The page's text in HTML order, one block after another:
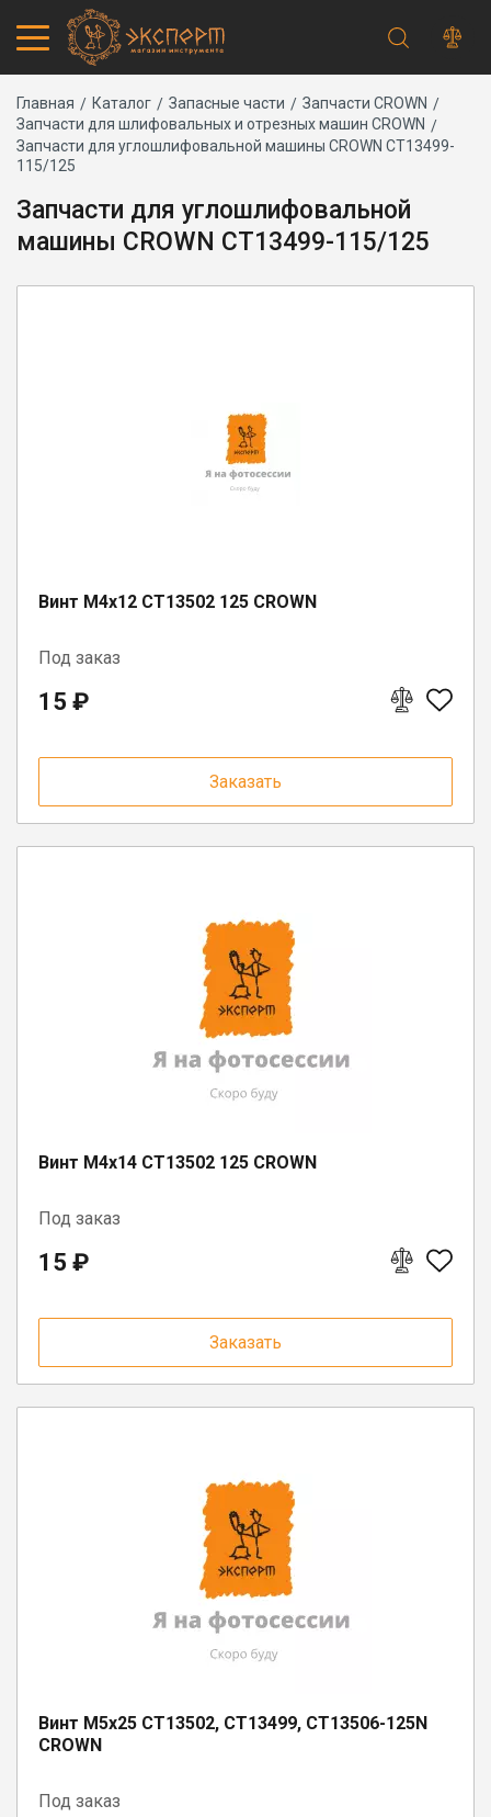
Каталог товаров
Запчасти
Акции
Основная
навигация
Адреса магазинов
Получение и оплата
Предпродажная подготовка
Заточка и ремонт цепей бензопил и электропил
Заточка ножей газонокосилок
Строка
навигации
Главная Каталог Запасные части
Запчасти CROWN
Запчасти для шлифовальных и отрезных машин CROWN
Запчасти для углошлифовальной машины CROWN CT13499-
115/125
Запчасти для углошлифовальной
машины CROWN CT13499-115/125
Винт M4x12 CT13502 125 CROWN
Под заказ
15 ₽
Заказать
Винт M4x14 CT13502 125 CROWN
Под заказ
15 ₽
Заказать
Винт M5x25 CT13502, CT13499, CT13506-125N
CROWN
Под заказ